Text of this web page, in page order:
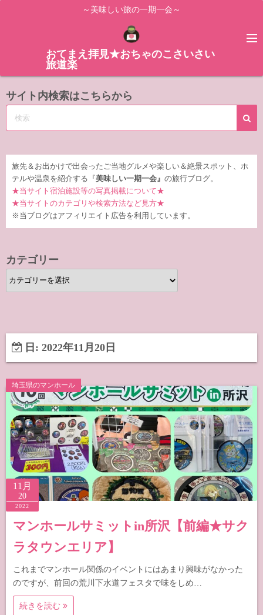
ス
ッ
～美味しい旅の一期一会～
おてまえ拝見★おちゃのこさいさい
旅道楽
サイト内検索はこちらから
旅先＆お出かけで出会ったご当地グルメや楽しい＆絶景スポット、ホ
テルや温泉を紹介する『 美味しい一期一会』 の旅行ブログ。
★当サイト宿泊施設等の写真掲載について★
★当サイトのカテゴリや検索方法など見方★
※当ブログはアフィリエイト広告を利用しています。
カテゴリー
カ
テ
ー
日: 2022年11月20日
埼玉県のマンホール
11月
20
2022
マンホールサミットin所沢【前編★サク
ラタウンエリア】
これまでマンホール関係のイベントにはあまり興味がなかった
のですが、前回の荒川下水道フェスタで味をしめ…
続きを読む